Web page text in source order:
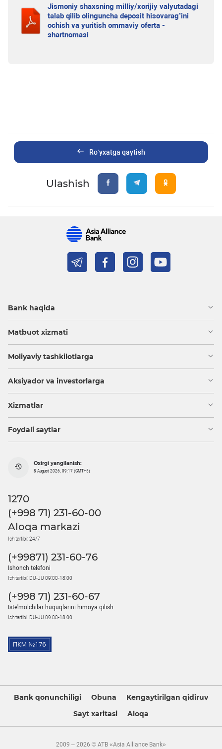
Jismoniy shaxsning milliy/xorijiy valyutadagi
talab qilib olinguncha deposit hisovarag’ini
ochish va yuritish ommaviy oferta -
shartnomasi
Ro’yxatga qaytish
Ulashish
Bank haqida
Matbuot xizmati
Moliyaviy tashkilotlarga
Aksiyador va investorlarga
Xizmatlar
Foydali saytlar
Oxirgi yangilanish:
8 August 2026, 09:17 (GMT+5)
1270
(+998 71) 231-60-00
Aloqa markazi
Ish tartibi: 24/7
(+99871) 231-60-76
Ishonch telefoni
Ish tartibi: DU-JU 09:00-18:00
(+998 71) 231-60-67
Iste'molchilar huquqlarini himoya qilish
Ish tartibi: DU-JU 09:00-18:00
Bank qonunchiligi Obuna
Kengaytirilgan qidiruv
Sayt xaritasi
Aloqa
2009 – 2026 © ATB «Asia Alliance Bank»